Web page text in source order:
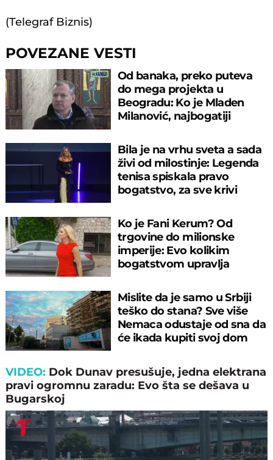
(Telegraf Biznis)
POVEZANE VESTI
Od banaka, preko puteva
do mega projekta u
Beogradu: Ko je Mladen
Milanović, najbogatiji
Bila je na vrhu sveta a sada
živi od milostinje: Legenda
tenisa spiskala pravo
bogatstvo, za sve krivi
Ko je Fani Kerum? Od
trgovine do milionske
imperije: Evo kolikim
bogatstvom upravlja
Mislite da je samo u Srbiji
teško do stana? Sve više
Nemaca odustaje od sna da
će ikada kupiti svoj dom
VIDEO: Dok Dunav presušuje, jedna elektrana
pravi ogromnu zaradu: Evo šta se dešava u
Bugarskoj